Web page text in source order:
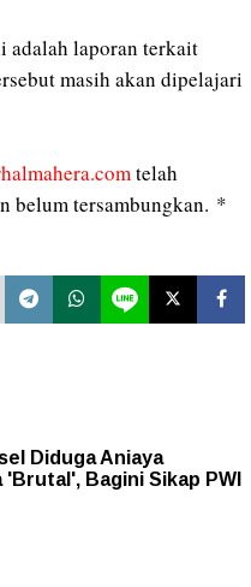
adalah laporan terkait
masih akan dipelajari
telah
belum tersambungkan. *
Diduga Aniaya
Bagini Sikap PWI